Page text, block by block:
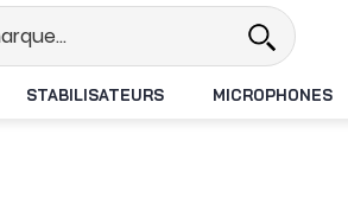
STABILISATEURS MICROPHONES